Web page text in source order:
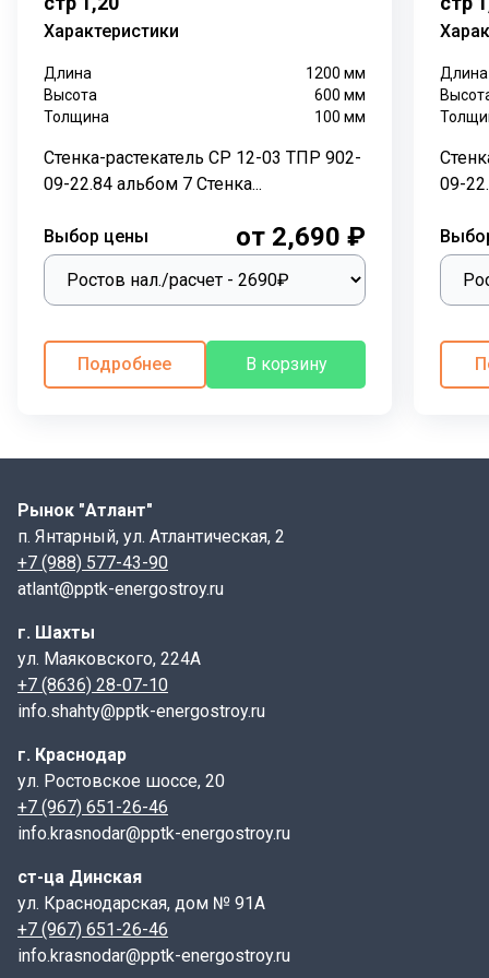
распределения поверхностных вод на дорогах,
помогает предотвратить скопление воды и
образование луж, обеспечивая более комфортное и
безопасное движение.
Конструкция:
тяжелого бетона класса В15 и стальной арматуры.
Бетон обладает высокой прочностью и
водонепроницаемостью, что делает его идеальным
добавляет дополнительную прочность и устойчивость
к нагрузкам.
Стенка-растекатель устанавливается на
между стенкой и основанием используются
специальные растворы или резиновые уплотнители.
Сопутствующие товары:
Для установки стенки-растекателя СР 10-00 могут
потребоваться дополнительные элементы, такие как
днища, плиты перекрытия, люки и лестницы.
Маркировка:
СР обозначает "стенка-растекатель", а цифры после
точки указывают на внутренний диаметр и высоту
стенки в дециметрах. В данном случае СР 10-00
означает стенку с внутренним диаметром 1000 мм и
высотой 1000 мм.
Технология производства:
Процесс производства начинается с подготовки
Характеристики
Длина 1200мм
Высота
600мм
Толщина
100мм
Стенка-растекатель СР 12-03 ТПР 902-
09-22.84 альбом 7 Стенка...
Выбор цены от 2,690 ₽
Подробнее В корзину
Длина
09-
Рынок "Атлант"
п. Янтарный, ул. Атлантическая, 2
+7 (988) 577-43-90
atlant@pptk-energostroy.ru
г. Шахты
ул. Маяковского, 224А
+7 (8636) 28-07-10
info.shahty@pptk-energostroy.ru
г. Краснодар
ул. Ростовское шоссе, 20
+7 (967) 651-26-46
info.krasnodar@pptk-energostroy.ru
ст-ца Динская
ул. Краснодарская, дом № 91А
+7 (967) 651-26-46
info.krasnodar@pptk-energostroy.ru